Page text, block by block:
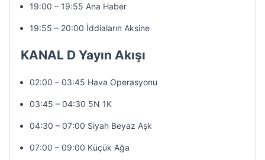
19:00 – 19:55 Ana Haber
19:55 – 20:00 İddiaların Aksine
KANAL D Yayın Akışı
02:00 – 03:45 Hava Operasyonu
03:45 – 04:30 5N 1K
04:30 – 07:00 Siyah Beyaz Aşk
07:00 – 09:00 Küçük Ağa